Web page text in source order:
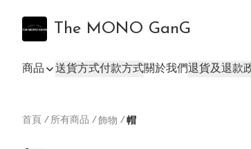
The MONO GanG
商品 送貨方式付款方式關於我們退貨及退款
首頁 / 所有商品 / 飾物 / 帽